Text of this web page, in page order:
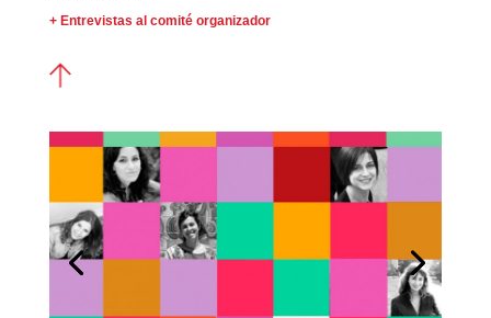
+ Entrevistas al comité organizador